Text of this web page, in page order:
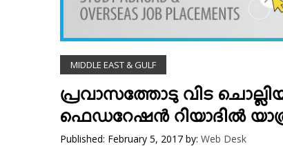
TOURS & TRAVEL
MIDDLE EAST & GULF
പ്രവാസത്തോടു വിട
ഫെഡറേഷന്‍ റിയാദില്‍
Published: February 5, 2017 by: Web Desk